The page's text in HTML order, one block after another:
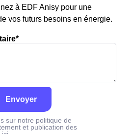
à EDF Anisy pour une
vos futurs besoins en énergie.
Envoyer
sur notre politique de
et publication des